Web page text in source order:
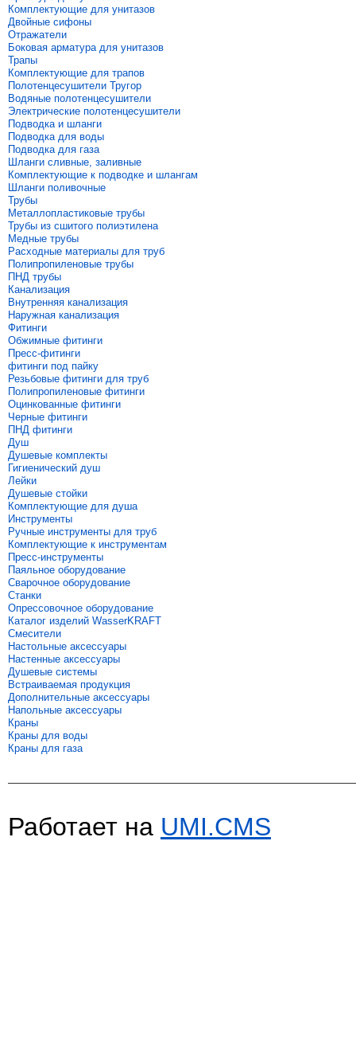
Комплектующие для унитазов
Двойные сифоны
Отражатели
Боковая арматура для унитазов
Трапы
Комплектующие для трапов
Полотенцесушители Тругор
Водяные полотенцесушители
Электрические полотенцесушители
Подводка и шланги
Подводка для воды
Подводка для газа
Шланги сливные, заливные
Комплектующие к подводке и шлангам
Шланги поливочные
Трубы
Металлопластиковые трубы
Трубы из сшитого полиэтилена
Медные трубы
Расходные материалы для труб
Полипропиленовые трубы
ПНД трубы
Канализация
Внутренняя канализация
Наружная канализация
Фитинги
Обжимные фитинги
Пресс-фитинги
фитинги под пайку
Резьбовые фитинги для труб
Полипропиленовые фитинги
Оцинкованные фитинги
Черные фитинги
ПНД фитинги
Душ
Душевые комплекты
Гигиенический душ
Лейки
Душевые стойки
Комплектующие для душа
Инструменты
Ручные инструменты для труб
Комплектующие к инструментам
Пресс-инструменты
Паяльное оборудование
Сварочное оборудование
Станки
Опрессовочное оборудование
Каталог изделий WasserKRAFT
Смесители
Настольные аксессуары
Настенные аксессуары
Душевые системы
Встраиваемая продукция
Дополнительные аксессуары
Напольные аксессуары
Краны
Краны для воды
Краны для газа
Работает на UMI.CMS